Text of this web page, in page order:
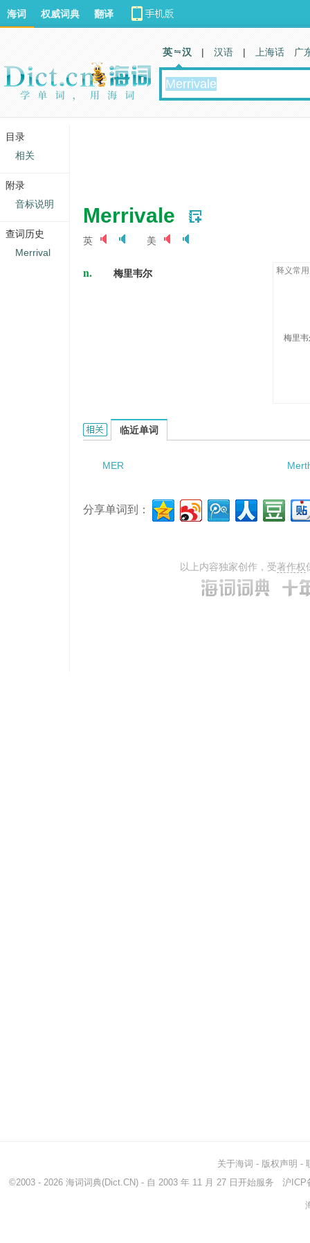
Merrivale
英 美
n. 梅里韦尔 释义常
梅里
Merrivale的相关资料：
临近单词
MER
分享单词到：
以上内容独家创作，受著作权
海词 权威词典 翻译
英 汉 | 汉语 | 上海话 广
关于海词 - 版权声明 -
©2003 - 2026 海词词典(Dict.CN) - 自 2003 年 11 月 27 日开始服务 沪ICP
目录
相关
附录
音标说明
查词历史
Merrival